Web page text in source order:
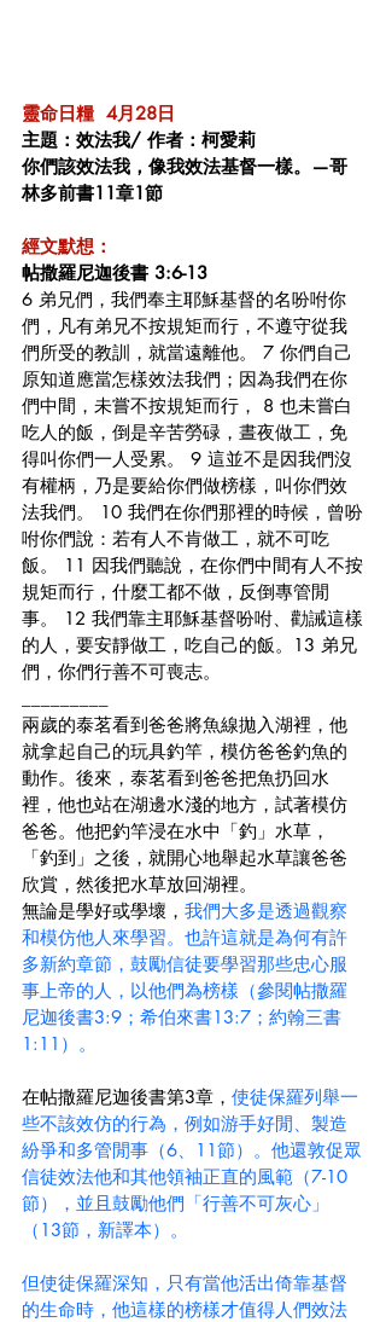
靈命日糧  4月28日
主題：效法我/ 作者：柯愛莉
你們該效法我，像我效法基督一樣。—哥
林多前書11章1節
經文默想：
帖撒羅尼迦後書 3:6-13
6 弟兄們，我們奉主耶穌基督的名吩咐你
們，凡有弟兄不按規矩而行，不遵守從我
們所受的教訓，就當遠離他。 7 你們自己
原知道應當怎樣效法我們；因為我們在你
們中間，未嘗不按規矩而行， 8 也未嘗白
吃人的飯，倒是辛苦勞碌，晝夜做工，免
得叫你們一人受累。 9 這並不是因我們沒
有權柄，乃是要給你們做榜樣，叫你們效
法我們。 10 我們在你們那裡的時候，曾吩
咐你們說：若有人不肯做工，就不可吃
飯。 11 因我們聽說，在你們中間有人不按
規矩而行，什麼工都不做，反倒專管閒
事。 12 我們靠主耶穌基督吩咐、勸誡這樣
的人，要安靜做工，吃自己的飯。13 弟兄
們，你們行善不可喪志。
兩歲的泰茗看到爸爸將魚線拋入湖裡，他
就拿起自己的玩具釣竿，模仿爸爸釣魚的
動作。後來，泰茗看到爸爸把魚扔回水
裡，他也站在湖邊水淺的地方，試著模仿
爸爸。他把釣竿浸在水中「釣」水草，
「釣到」之後，就開心地舉起水草讓爸爸
欣賞，然後把水草放回湖裡。
無論是學好或學壞， 我們大多是透過觀察
和模仿他人來學習。也許這就是為何有許
多新約章節，鼓勵信徒要學習那些忠心服
事上帝的人，以他們為榜樣（參閱帖撒羅
尼迦後書3:9；希伯來書13:7；約翰三書
1:11）。
在帖撒羅尼迦後書第3章， 使徒保羅列舉一
些不該效仿的行為，例如游手好閒、製造
紛爭和多管閒事（6、11節）。他還敦促眾
信徒效法他和其他領袖正直的風範（7-10
節），並且鼓勵他們「行善不可灰心」
（13節，新譯本）。
但使徒保羅深知，只有當他活出倚靠基督
的生命時，他這樣的榜樣才值得人們效法